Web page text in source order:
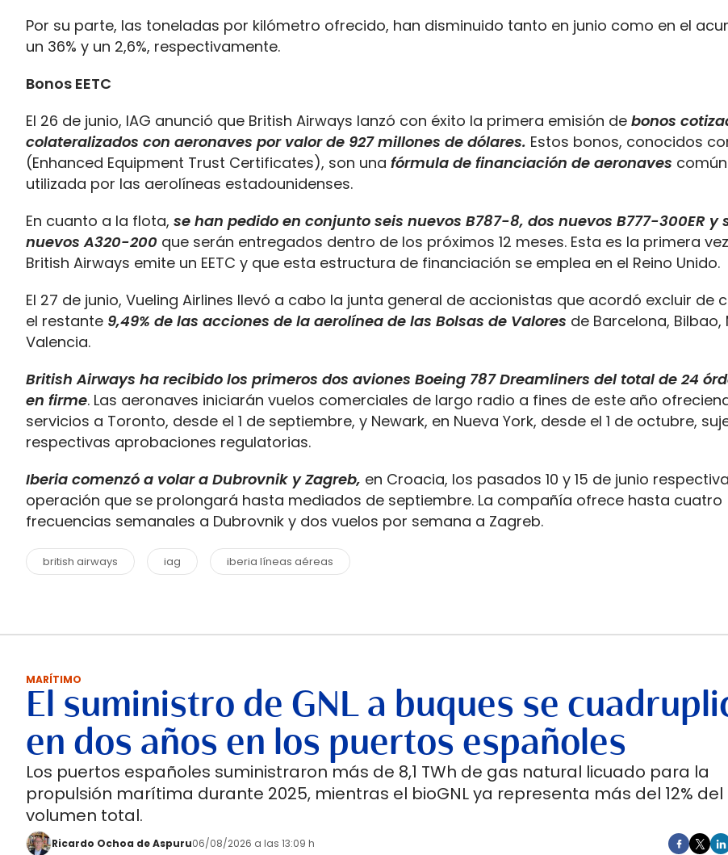
Por su parte, las toneladas por kilómetro ofrecido, han disminuido tanto en junio como en el
un 36% y un 2,6%, respectivamente.
Bonos EETC
El 26 de junio, IAG anunció que British Airways lanzó con éxito la primera emisión de bonos
colateralizados con aeronaves por valor de 927 millones de dólares. Estos bonos, conocidos
(Enhanced Equipment Trust Certificates), son una fórmula de financiación de aeronaves
utilizada por las aerolíneas estadounidenses.
En cuanto a la flota, se han pedido en conjunto seis nuevos B787-8, dos nuevos B777-300ER y
nuevos A320-200 que serán entregados dentro de los próximos 12 meses. Esta es la primera
British Airways emite un EETC y que esta estructura de financiación se emplea en el Reino Unido.
El 27 de junio, Vueling Airlines llevó a cabo la junta general de accionistas que acordó excluir de
el restante 9,49% de las acciones de la aerolínea de las Bolsas de Valores de Barcelona, Bilbao,
Valencia.
British Airways ha recibido los primeros dos aviones Boeing 787 Dreamliners del total de 24
en firme. Las aeronaves iniciarán vuelos comerciales de largo radio a fines de este año
servicios a Toronto, desde el 1 de septiembre, y Newark, en Nueva York, desde el 1 de octubre,
respectivas aprobaciones regulatorias.
Iberia comenzó a volar a Dubrovnik y Zagreb, en Croacia, los pasados 10 y 15 de junio
operación que se prolongará hasta mediados de septiembre. La compañía ofrece hasta cuatro
frecuencias semanales a Dubrovnik y dos vuelos por semana a Zagreb.
british airways iag iberia líneas aéreas
MARÍTIMO
El suministro de GNL a buques se
en dos años en los puertos españoles
Los puertos españoles suministraron más de 8,1 TWh de gas natural licuado para la
propulsión marítima durante 2025, mientras el bioGNL ya representa más del 12% del
volumen total.
Ricardo Ochoa de Aspuru06/08/2026 a las 13:09 h